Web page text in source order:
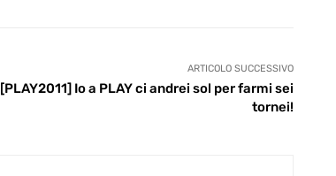
ARTICOLO SUCCESSIVO
[PLAY2011] Io a PLAY ci andrei sol per farmi sei
tornei!